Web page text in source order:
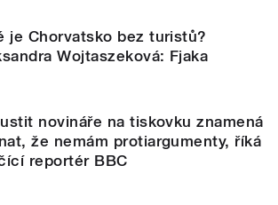
je Chorvatsko bez turistů?
Wojtaszeková: Fjaka
novináře na tiskovku znamená
že nemám protiargumenty, říká
reportér BBC